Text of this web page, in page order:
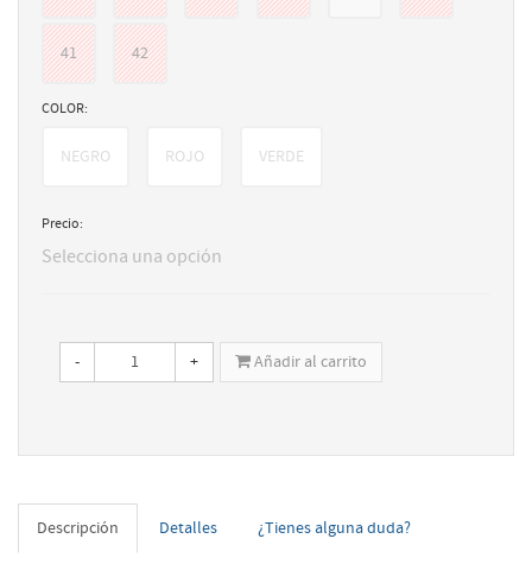
41 42
COLOR:
NEGRO ROJO VERDE
Precio:
Selecciona una opción
- + Añadir al carrito
Descripción Detalles ¿Tienes alguna duda?